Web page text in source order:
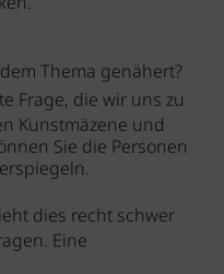
Thema genähert?
Frage, die wir uns zu
Kunstmäzene und
Sie die Personen
dies recht schwer
Eine